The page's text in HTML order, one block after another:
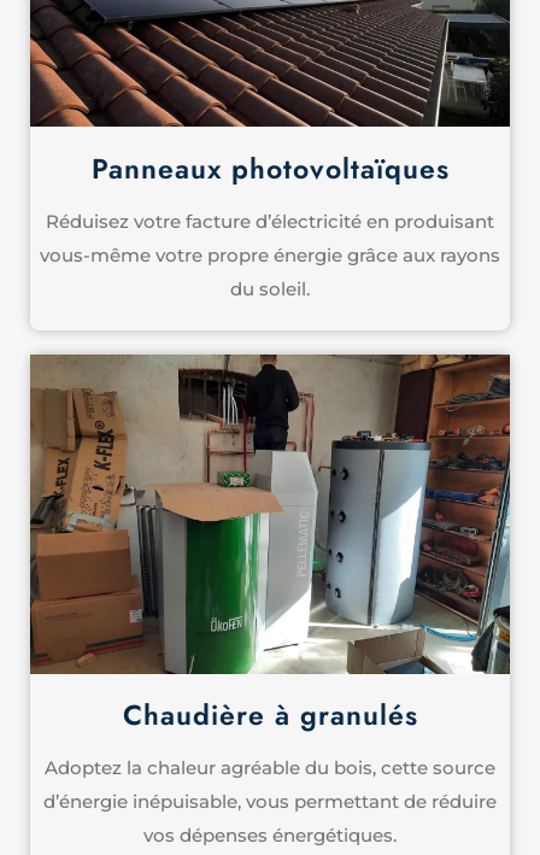
Panneaux photovoltaïques
Réduisez votre facture d’électricité en produisant
vous-même votre propre énergie grâce aux rayons
du soleil.
Chaudière à granulés
Adoptez la chaleur agréable du bois, cette source
d’énergie inépuisable, vous permettant de réduire
vos dépenses énergétiques.